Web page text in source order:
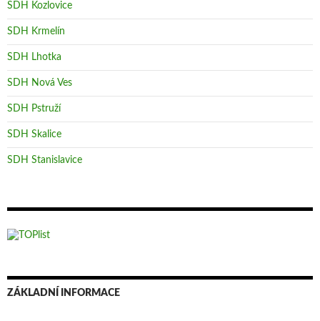
SDH Kozlovice
SDH Krmelín
SDH Lhotka
SDH Nová Ves
SDH Pstruží
SDH Skalice
SDH Stanislavice
ZÁKLADNÍ INFORMACE